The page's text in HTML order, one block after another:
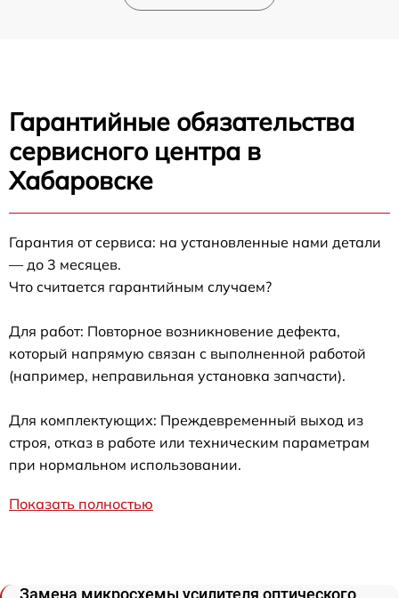
Гарантийные обязательства
сервисного центра в
Хабаровске
Гарантия от сервиса: на установленные нами детали
— до 3 месяцев.
Что считается гарантийным случаем?
Для работ: Повторное возникновение дефекта,
который напрямую связан с выполненной работой
(например, неправильная установка запчасти).
Для комплектующих: Преждевременный выход из
строя, отказ в работе или техническим параметрам
при нормальном использовании.
Показать полностью
Замена микросхемы усилителя оптического